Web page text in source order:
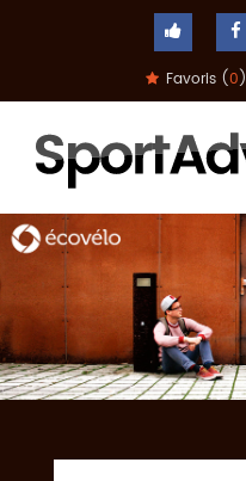
Favoris (0)
COMPARATEUR
CONSEILS
QUESTIONS
-
RÉPONSES
CONTACT